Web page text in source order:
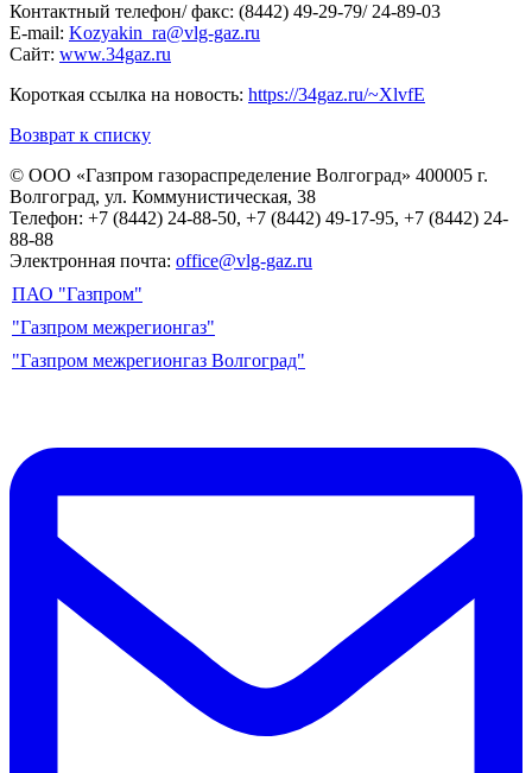
Контактный телефон/ факс: (8442) 49-29-79/ 24-89-03
Е-mail: Kozyakin_ra@vlg-gaz.ru
Сайт: www.34gaz.ru
Короткая ссылка на новость: https://34gaz.ru/~XlvfE
Возврат к списку
© ООО «Газпром газораспределение Волгоград» 400005 г.
Волгоград, ул. Коммунистическая, 38
Телефон: +7 (8442) 24-88-50, +7 (8442) 49-17-95, +7 (8442) 24-
88-88
Электронная почта: office@vlg-gaz.ru
ПАО "Газпром"
"Газпром межрегионгаз"
"Газпром межрегионгаз Волгоград"